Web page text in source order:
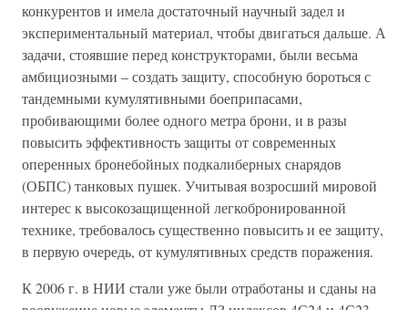
конкурентов и имела достаточный научный задел и
экспериментальный материал, чтобы двигаться дальше. А
задачи, стоявшие перед конструкторами, были весьма
амбициозными – создать защиту, способную бороться с
тандемными кумулятивными боеприпасами,
пробивающими более одного метра брони, и в разы
повысить эффективность защиты от современных
оперенных бронебойных подкалиберных снарядов
(ОБПС) танковых пушек. Учитывая возросший мировой
интерес к высокозащищенной легкобронированной
технике, требовалось существенно повысить и ее защиту,
в первую очередь, от кумулятивных средств поражения.
К 2006 г. в НИИ стали уже были отработаны и сданы на